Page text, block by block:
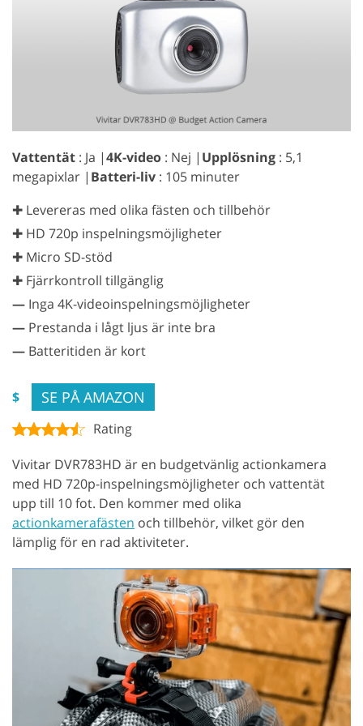
Vattentät : Ja |4K-video : Nej | Upplösning : 5,1
megapixlar | Batteri-liv : 105 minuter
✚ Levereras med olika fästen och tillbehör
✚ HD 720p inspelningsmöjligheter
✚ Micro SD-stöd
✚ Fjärrkontroll tillgänglig
— Inga 4K-videoinspelningsmöjligheter
— Prestanda i lågt ljus är inte bra
— Batteritiden är kort
$ SE PÅ AMAZON
Rating
Vivitar DVR783HD är en budgetvänlig actionkamera
med HD 720p-inspelningsmöjligheter och vattentät
upp till 10 fot. Den kommer med olika
actionkamerafästen och tillbehör, vilket gör den
lämplig för en rad aktiviteter.